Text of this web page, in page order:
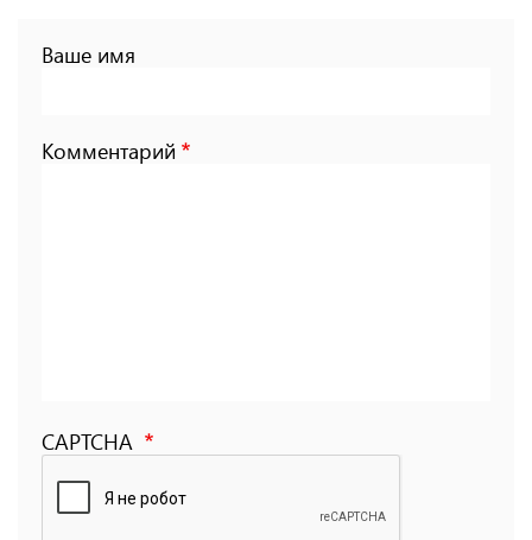
Ваше имя
Комментарий
CAPTCHA